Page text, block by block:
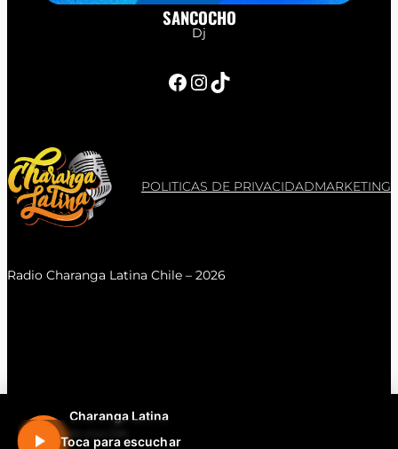
Charanga Latina
En vivo 24h
Toca para escuchar
SANCOCHO
Dj
Facebook InstagramTikTok
POLITICAS DE PRIVACIDADMARKETING
Radio Charanga Latina Chile – 2026